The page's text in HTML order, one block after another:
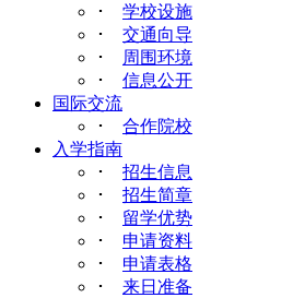
･ 学校设施
･ 交通向导
･
周围环境
･ 信息公开
国际交流
･ 合作院校
入学指南
･ 招生信息
･ 招生简章
･ 留学优势
･ 申请资料
･ 申请表格
･ 来日准备